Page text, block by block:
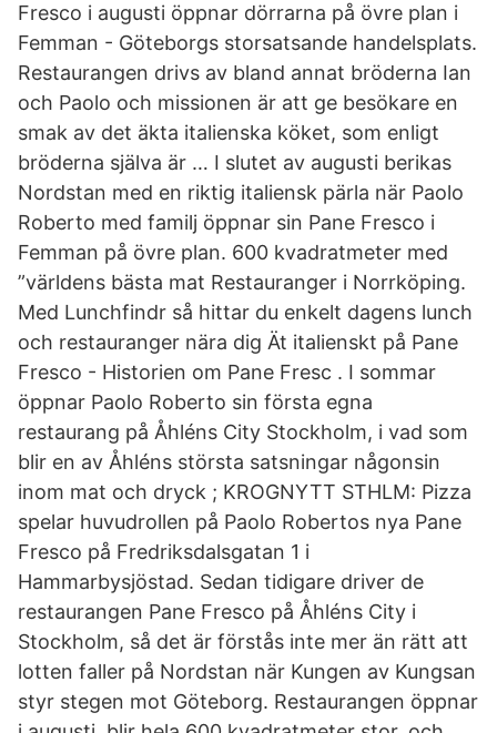
Fresco i augusti öppnar dörrarna på övre plan i
Femman - Göteborgs storsatsande handelsplats.
Restaurangen drivs av bland annat bröderna Ian
och Paolo och missionen är att ge besökare en
smak av det äkta italienska köket, som enligt
bröderna själva är … I slutet av augusti berikas
Nordstan med en riktig italiensk pärla när Paolo
Roberto med familj öppnar sin Pane Fresco i
Femman på övre plan. 600 kvadratmeter med
”världens bästa mat Restauranger i Norrköping.
Med Lunchfindr så hittar du enkelt dagens lunch
och restauranger nära dig Ät italienskt på Pane
Fresco - Historien om Pane Fresc . I sommar
öppnar Paolo Roberto sin första egna
restaurang på Åhléns City Stockholm, i vad som
blir en av Åhléns största satsningar någonsin
inom mat och dryck ; KROGNYTT STHLM: Pizza
spelar huvudrollen på Paolo Robertos nya Pane
Fresco på Fredriksdalsgatan 1 i
Hammarbysjöstad. Sedan tidigare driver de
restaurangen Pane Fresco på Åhléns City i
Stockholm, så det är förstås inte mer än rätt att
lotten faller på Nordstan när Kungen av Kungsan
styr stegen mot Göteborg. Restaurangen öppnar